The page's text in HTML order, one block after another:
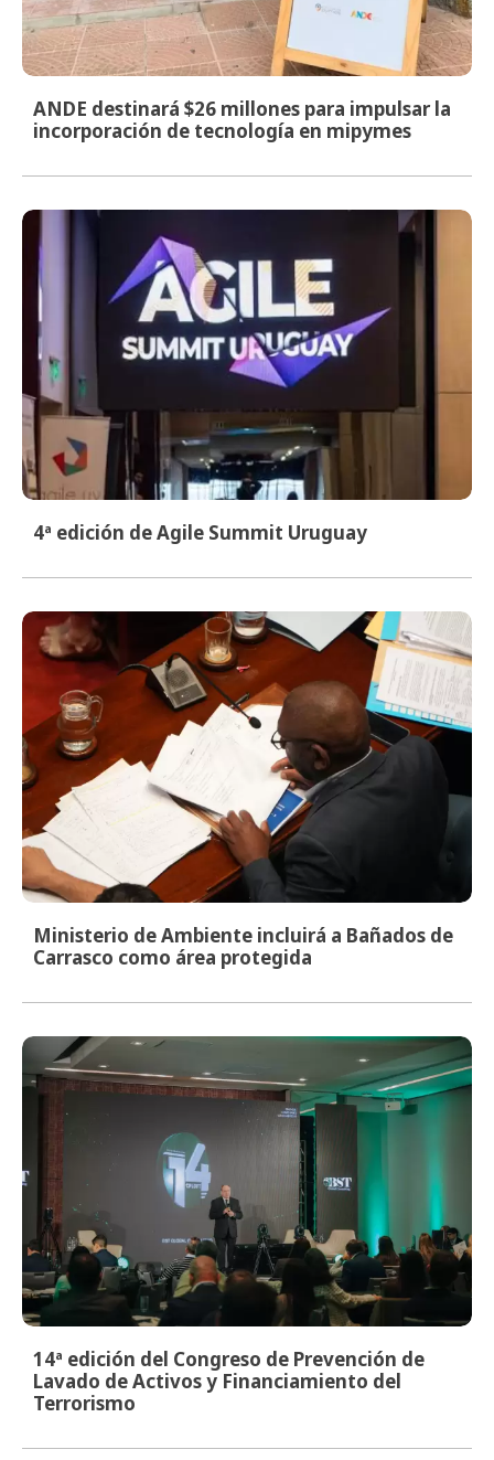
ANDE destinará $26 millones para impulsar la
incorporación de tecnología en mipymes
4ª edición de Agile Summit Uruguay
Ministerio de Ambiente incluirá a Bañados de
Carrasco como área protegida
14ª edición del Congreso de Prevención de
Lavado de Activos y Financiamiento del
Terrorismo